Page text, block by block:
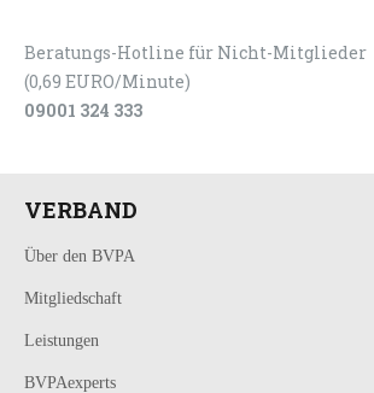
Beratungs-Hotline für Nicht-Mitglieder
(0,69 EURO/Minute)
09001 324 333
VERBAND
Über den BVPA
Mitgliedschaft
Leistungen
BVPAexperts